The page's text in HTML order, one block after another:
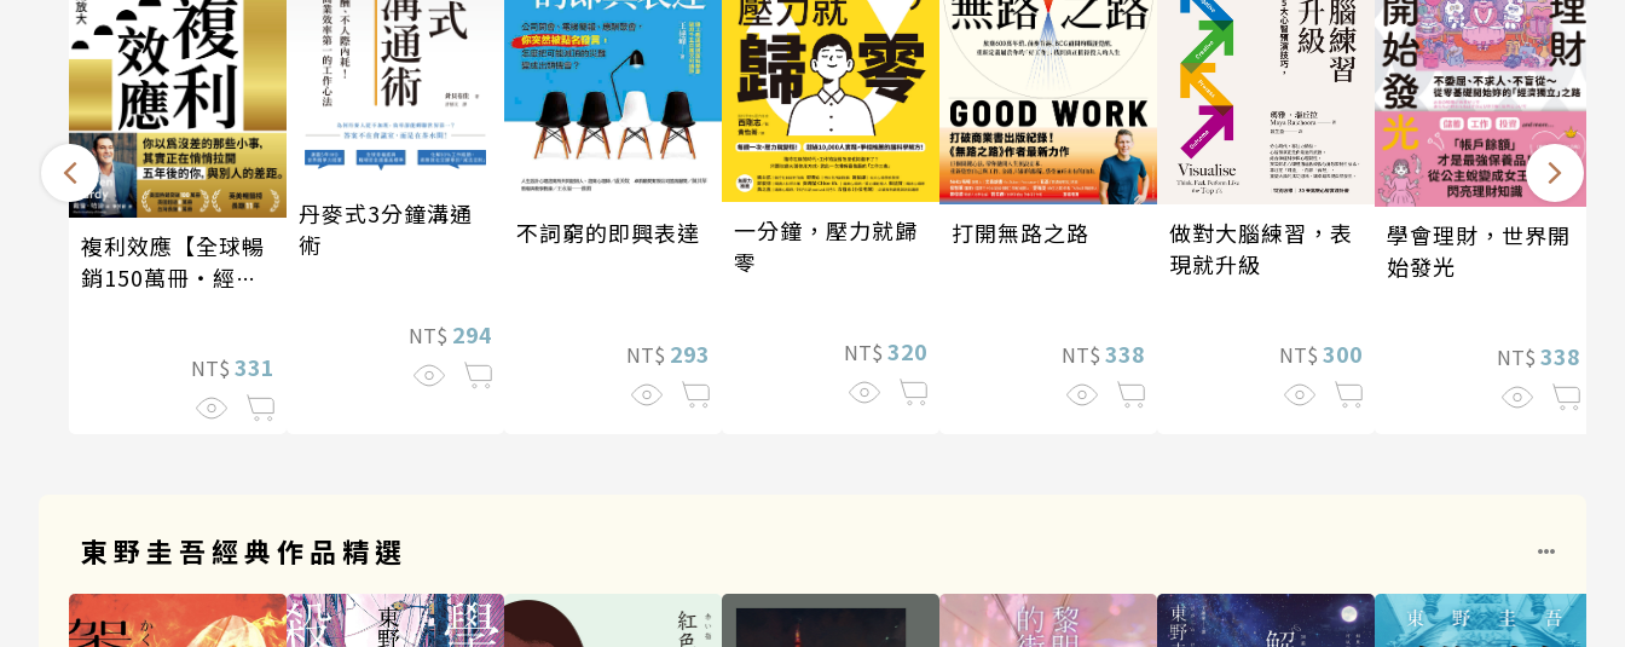
複利效應【全球暢
銷150萬冊・經典
NT$ 331
丹麥式3分鐘溝通
術
NT$ 294
不詞窮的即興表達
NT$ 293
一分鐘，壓力就歸
零
NT$ 320
打開無路之路
NT$ 338
做對大腦練習，表
現就升級
NT$ 300
學會理財，世界開
始發光
NT$ 338
東野圭吾經典作品精選